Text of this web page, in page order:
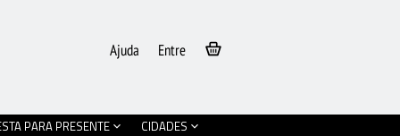
Entre
Ajuda
PARA PRESENTE CIDADES